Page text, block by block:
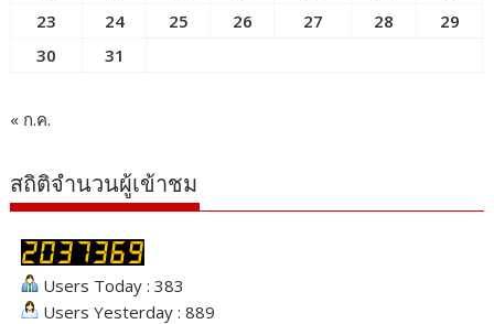
23
24 25 26 27 28
29
30
31
« ก.ค.
สถิติจำนวนผู้เข้าชม
Users Today : 383
Users Yesterday : 889